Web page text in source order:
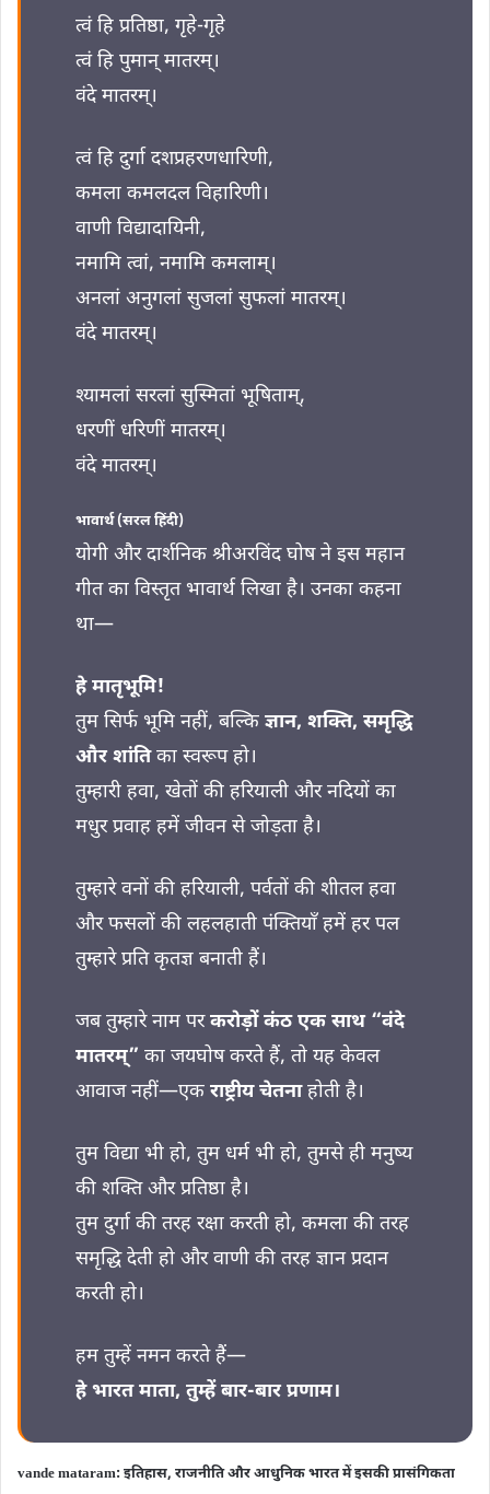
त्वं हि प्रतिष्ठा, गृहे-गृहे
त्वं हि पुमान् मातरम्।
वंदे मातरम्।
त्वं हि दुर्गा दशप्रहरणधारिणी,
कमला कमलदल विहारिणी।
वाणी विद्यादायिनी,
नमामि त्वां, नमामि कमलाम्।
अनलां अनुगलां सुजलां सुफलां मातरम्।
वंदे मातरम्।
श्यामलां सरलां सुस्मितां भूषिताम्,
धरणीं धरिणीं मातरम्।
वंदे मातरम्।
भावार्थ (सरल हिंदी)
योगी और दार्शनिक श्रीअरविंद घोष ने इस महान
गीत का विस्तृत भावार्थ लिखा है। उनका कहना
था—
हे मातृभूमि!
तुम सिर्फ भूमि नहीं, बल्कि ज्ञान, शक्ति, समृद्धि
और शांतिका स्वरूप हो।
तुम्हारी हवा, खेतों की हरियाली और नदियों का
मधुर प्रवाह हमें जीवन से जोड़ता है।
तुम्हारे वनों की हरियाली, पर्वतों की शीतल हवा
और फसलों की लहलहाती पंक्तियाँ हमें हर पल
तुम्हारे प्रति कृतज्ञ बनाती हैं।
जब तुम्हारे नाम परकरोड़ों कंठ एक साथ “वंदे
मातरम्” का जयघोष करते हैं, तो यह केवल
आवाज नहीं—एक राष्ट्रीय चेतनाहोती है।
तुम विद्या भी हो, तुम धर्म भी हो, तुमसे ही मनुष्य
की शक्ति और प्रतिष्ठा है।
तुम दुर्गा की तरह रक्षा करती हो, कमला की तरह
समृद्धि देती हो और वाणी की तरह ज्ञान प्रदान
करती हो।
हम तुम्हें नमन करते हैं—
हे भारत माता, तुम्हें बार-बार प्रणाम।
vande mataram: इतिहास, राजनीति और आधुनिक भारत में इसकी प्रासंगिकता